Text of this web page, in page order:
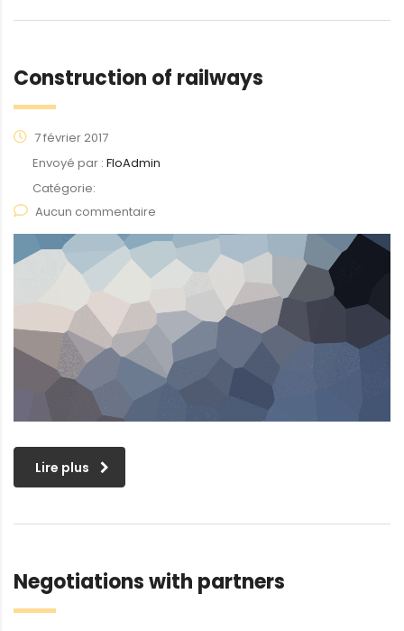
Construction of railways
7 février 2017
Envoyé par : FloAdmin
Catégorie:
Aucun commentaire
Lire plus
Negotiations with partners